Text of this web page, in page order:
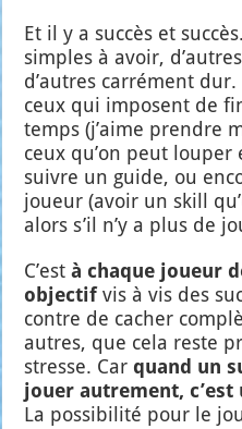
Et il y a suc­cès et
simples à avoir,
d’autres car­ré­ment
ceux qui imposent de
temps (j’aime prendre
ceux qu’on peut
suivre un guide, ou
joueur (avoir un skill
alors s’il n’y a plus de
C’està chaque joueur
objec­tifvis à vis des
contre de cacher
autres, que cela reste
stresse. Car quand un
jouer autre­ment, c’est
La pos­si­bi­li­té pour le